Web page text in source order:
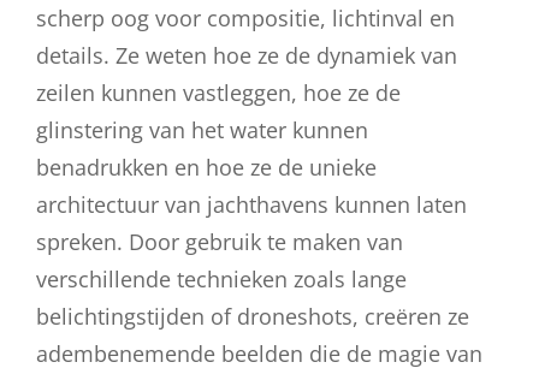
scherp oog voor compositie, lichtinval en
details. Ze weten hoe ze de dynamiek van
zeilen kunnen vastleggen, hoe ze de
glinstering van het water kunnen
benadrukken en hoe ze de unieke
architectuur van jachthavens kunnen laten
spreken. Door gebruik te maken van
verschillende technieken zoals lange
belichtingstijden of droneshots, creëren ze
adembenemende beelden die de magie van